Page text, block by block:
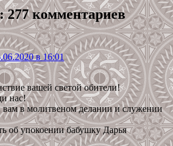
: 277 комментариев
в 16:01
вашей светой обители!
нас!
в молитвеном делании и служении
об упокоении бабушку Дарья